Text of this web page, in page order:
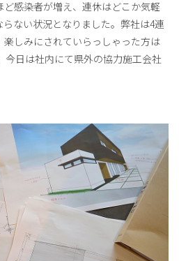
感染者が増え、連休はどこか気軽
ない状況となりました。弊社は4連
しみにされていらっしゃった方は
今日は社内にて県外の協力施工会社